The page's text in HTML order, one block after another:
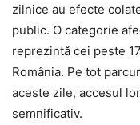
zilnice au efecte
public. O categorie
reprezintă cei peste
România. Pe tot
aceste zile, accesul
semnificativ.